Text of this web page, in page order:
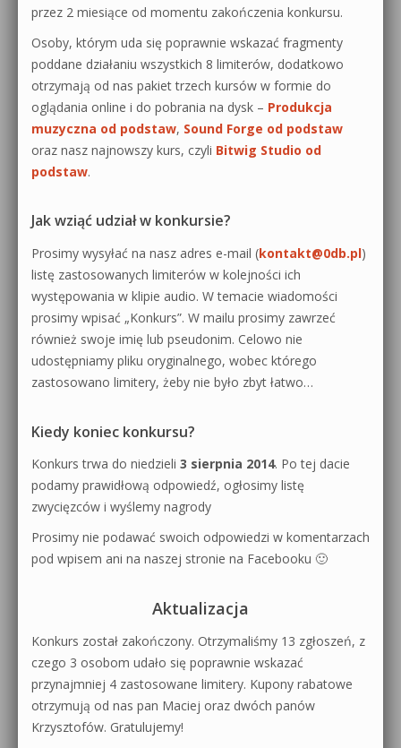
przez 2 miesiące od momentu zakończenia konkursu.
Osoby, którym uda się poprawnie wskazać fragmenty
poddane działaniu wszystkich 8 limiterów, dodatkowo
otrzymają od nas pakiet trzech kursów w formie do
oglądania online i do pobrania na dysk – Produkcja
muzyczna od podstaw, Sound Forge od podstaw
oraz nasz najnowszy kurs, czyli Bitwig Studio od
podstaw.
Jak wziąć udział w konkursie?
Prosimy wysyłać na nasz adres e-mail (kontakt@0db.pl)
listę zastosowanych limiterów w kolejności ich
występowania w klipie audio. W temacie wiadomości
prosimy wpisać „Konkurs”. W mailu prosimy zawrzeć
również swoje imię lub pseudonim. Celowo nie
udostępniamy pliku oryginalnego, wobec którego
zastosowano limitery, żeby nie było zbyt łatwo…
Kiedy koniec konkursu?
Konkurs trwa do niedzieli 3 sierpnia 2014. Po tej dacie
podamy prawidłową odpowiedź, ogłosimy listę
zwycięzców i wyślemy nagrody
Prosimy nie podawać swoich odpowiedzi w komentarzach
pod wpisem ani na naszej stronie na Facebooku 🙂
Aktualizacja
Konkurs został zakończony. Otrzymaliśmy 13 zgłoszeń, z
czego 3 osobom udało się poprawnie wskazać
przynajmniej 4 zastosowane limitery. Kupony rabatowe
otrzymują od nas pan Maciej oraz dwóch panów
Krzysztofów. Gratulujemy!